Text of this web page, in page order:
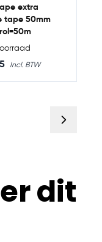
extra
tape 50mm
dit